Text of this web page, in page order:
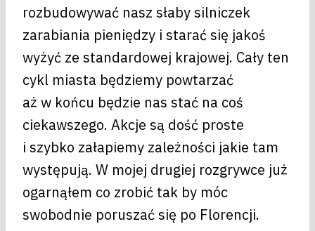
rozbudowywać nasz słaby silniczek
zarabiania pieniędzy i starać się jakoś
wyżyć ze standardowej krajowej. Cały ten
cykl miasta będziemy powtarzać
aż w końcu będzie nas stać na coś
ciekawszego. Akcje są dość proste
i szybko załapiemy zależności jakie tam
występują. W mojej drugiej rozgrywce już
ogarnąłem co zrobić tak by móc
swobodnie poruszać się po Florencji.